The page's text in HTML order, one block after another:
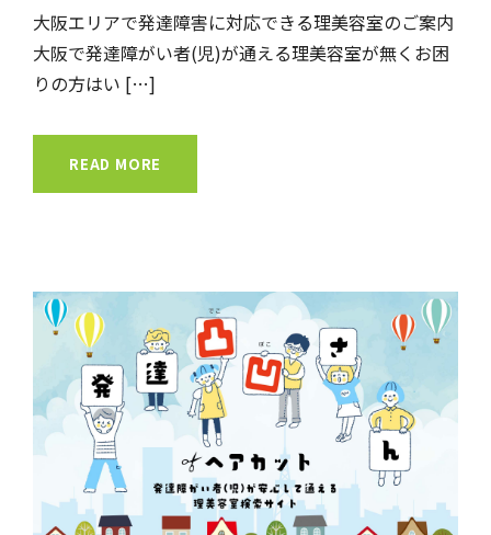
大阪エリアで発達障害に対応できる理美容室のご案内
大阪で発達障がい者(児)が通える理美容室が無くお困
りの方はい […]
READ MORE